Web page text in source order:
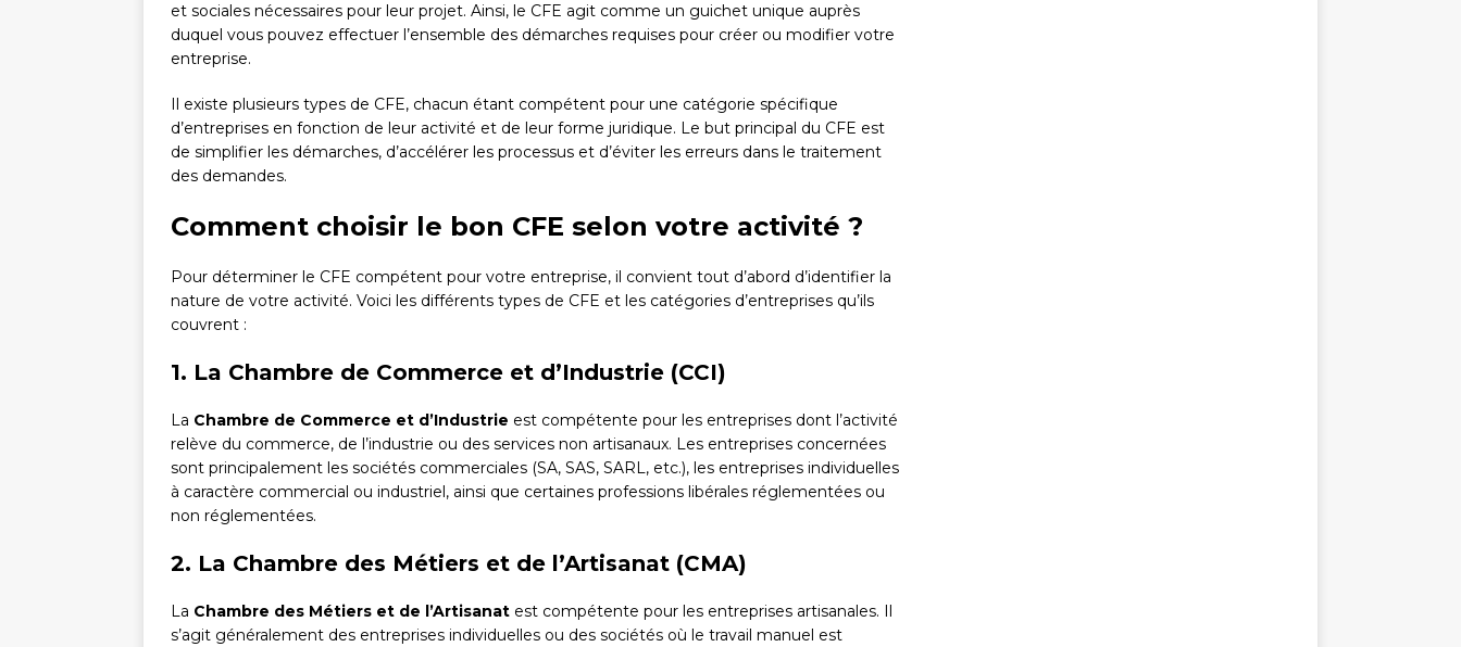
et sociales nécessaires pour leur projet. Ainsi, le CFE agit comme un guichet unique auprès
duquel vous pouvez effectuer l’ensemble des démarches requises pour créer ou modifier votre
entreprise.
Il existe plusieurs types de CFE, chacun étant compétent pour une catégorie spécifique
d’entreprises en fonction de leur activité et de leur forme juridique. Le but principal du CFE est
de simplifier les démarches, d’accélérer les processus et d’éviter les erreurs dans le traitement
des demandes.
Comment choisir le bon CFE selon votre activité ?
Pour déterminer le CFE compétent pour votre entreprise, il convient tout d’abord d’identifier la
nature de votre activité. Voici les différents types de CFE et les catégories d’entreprises qu’ils
couvrent :
1. La Chambre de Commerce et d’Industrie (CCI)
La Chambre de Commerce et d’Industrie est compétente pour les entreprises dont l’activité
relève du commerce, de l’industrie ou des services non artisanaux. Les entreprises concernées
sont principalement les sociétés commerciales (SA, SAS, SARL, etc.), les entreprises individuelles
à caractère commercial ou industriel, ainsi que certaines professions libérales réglementées ou
non réglementées.
2. La Chambre des Métiers et de l’Artisanat (CMA)
La Chambre des Métiers et de l’Artisanat est compétente pour les entreprises artisanales. Il
s’agit généralement des entreprises individuelles ou des sociétés où le travail manuel est